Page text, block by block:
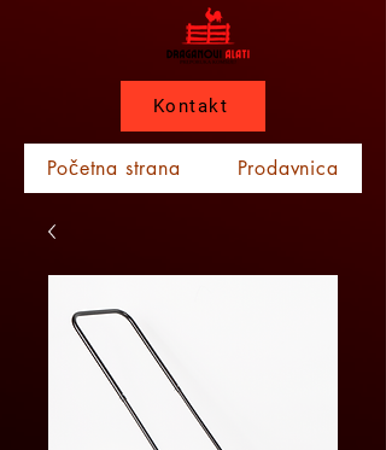
Početna strana Prodavnica
Kontakt